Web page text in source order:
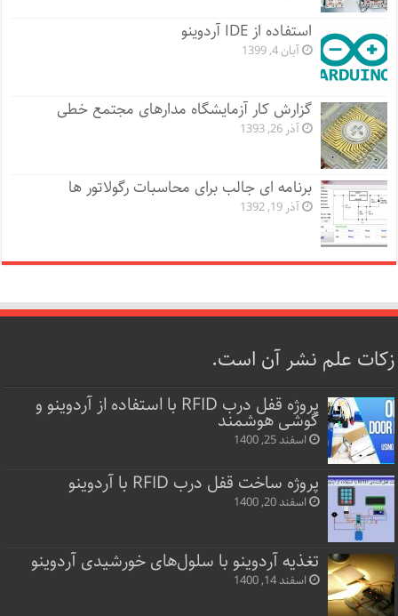
استفاده از IDE آردوینو
آبان 4, 1399
گزارش کار آزمایشگاه مدارهای مجتمع خطی
آذر 26, 1393
برنامه ای جالب برای محاسبات رگولاتور ها
آذر 19, 1392
زکات علم نشر آن است.
پروژه قفل‌ درب RFID با استفاده از آردوینو و
گوشی هوشمند
اسفند 25, 1400
پروژه ساخت قفل‌ درب RFID با آردوینو
اسفند 20, 1400
تغذیه آردوینو با سلول‌های خورشیدی آردوینو
اسفند 14, 1400